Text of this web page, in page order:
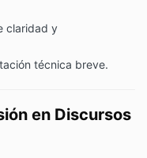
claridad y
técnica breve.
en Discursos